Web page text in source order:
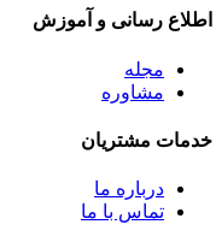
اطلاع رسانی و آموزش
مجله
مشاوره
خدمات مشتریان
درباره ما
تماس با ما